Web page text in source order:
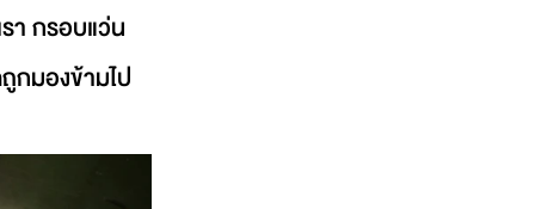
า กรอบแว่น
กมองข้ามไป